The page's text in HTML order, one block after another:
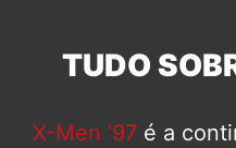
TUDO
X-Men ’97 é a